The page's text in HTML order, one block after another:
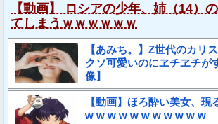
【動画】 ロシアの少年、姉（14）
てしまうｗｗｗｗｗｗ
【あみち。】Z世代のカリ
クソ可愛いのにヱチヱチ
像】
【動画】ほろ酔い美女、
w w w w w w w w w w w